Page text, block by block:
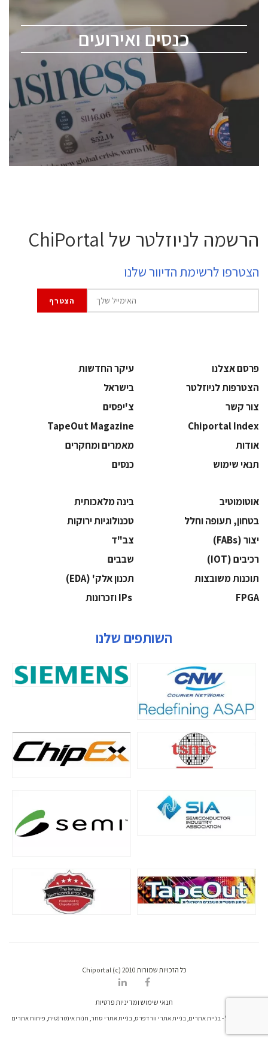
כנסים ואירועים
לכל העוסקים בתעשיית הסמיקונדקטור כולל מהנדסים,
ChipEx2026 will be held on May 12-13, 2026. The
conference is intended for everyone involved in the
semiconductor industry, including engineers,
professional experts, and senior executives.
לחץ לפרטים
הרשמה לניוזלטר של ChiPortal
הצטרפו לרשימת הדיוור שלנו
פרסם אצלנו
עיקר החדשות
הצטרפות לניוזלטר
בישראל
צור קשר
צ'יפסים
Chiportal Index
TapeOut Magazine
אודות
מאמרים ומחקרים
תנאי שימוש
כנסים
אוטומוטיב
בינה מלאכותית
בטחון, תעופה וחלל
‫טכנולוגיות ירוקות‬
‫יצור (‪(FABs‬‬
‫צב"ד‬
‫רכיבים‬ (IOT)
‫שבבים‬
‫תוכנות משובצות‬
‫תכנון אלק' (‪(EDA‬‬
‫‪FPGA‬‬
השותפים שלנו
כל הזכויות שמורות Chiportal (c) 2010
תנאי שימוש ומדיניות פרטיות
דרונט דיגיטל - בניית אתרים, בניית אתרי וורדפרס, בניית אתרי סחר, חנות אינטרנטית, פיתוח אתרים